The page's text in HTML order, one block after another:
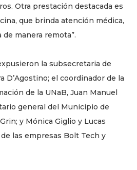
Otra prestación destacada es
que brinda atención médica,
manera remota”.
la subsecretaria de
D’Agostino; el coordinador de la
de la UNaB, Juan Manuel
general del Municipio de
y Mónica Giglio y Lucas
las empresas Bolt Tech y